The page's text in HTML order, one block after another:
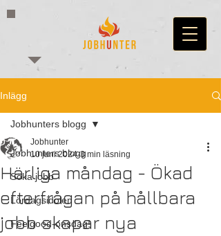
Inlägg
Jobhunters blogg
Söka jobb
Lördagsidolen
Feelgood-onsdag!
Jobhunters blogg
Härliga måndag - Ökad
efterfrågan på hållbara
jobb skapar nya
Jobhunter
10 juni 2024 3 min läsning